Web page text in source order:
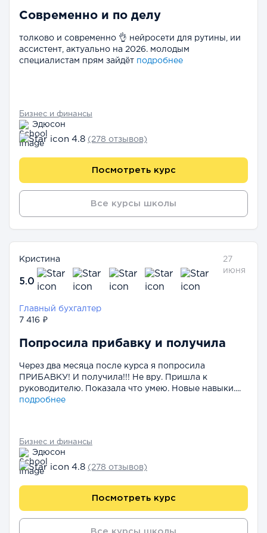
Современно и по делу
толково и современно 👌 нейросети для рутины, ии
ассистент, актуально на 2026. молодым
специалистам прям зайдёт подробнее
Бизнес и финансы
Эдюсон
4.8 (278 отзывов)
Посмотреть курс
Все курсы школы
Кристина
5.0
27
июня
Главный бухгалтер
7 416 ₽
Попросила прибавку и получила
Через два месяца после курса я попросила
ПРИБАВКУ! И получила!!! Не вру. Пришла к
руководителю. Показала что умею. Новые навыки....
подробнее
Бизнес и финансы
Эдюсон
4.8 (278 отзывов)
Посмотреть курс